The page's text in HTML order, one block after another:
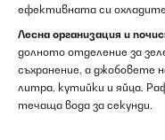
ефективната си
Лесна организация и
долното отделение за
съхранение, а джобовете
литра, кутийки и яйца.
течаща вода за секунди.